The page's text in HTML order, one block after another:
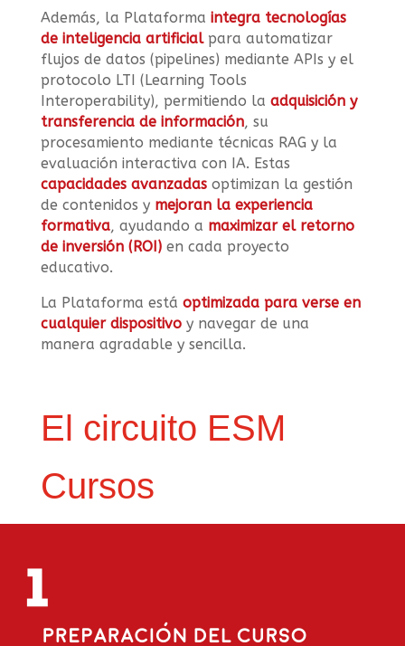
Además, la Plataforma integra tecnologías
de inteligencia artificialpara automatizar
flujos de datos (pipelines) mediante APIs y el
protocolo LTI (Learning Tools
Interoperability), permitiendo la adquisición y
transferencia de información, su
procesamiento mediante técnicas RAG y la
evaluación interactiva con IA. Estas
capacidades avanzadasoptimizan la gestión
de contenidos y mejoran la experiencia
formativa, ayudando a maximizar el retorno
de inversión (ROI)en cada proyecto
educativo.
La Plataforma está optimizada para verse en
cualquier dispositivoy navegar de una
manera agradable y sencilla.
El circuito ESM
Cursos